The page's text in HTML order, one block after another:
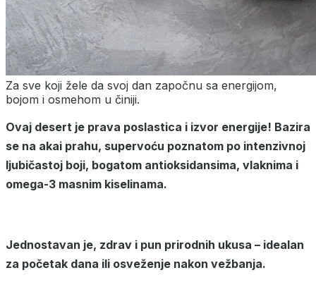
Za sve koji žele da svoj dan započnu sa energijom,
bojom i osmehom u činiji.
Ovaj desert je prava poslastica i izvor energije! Bazira
se na akai prahu, supervoću poznatom po intenzivnoj
ljubičastoj boji, bogatom antioksidansima, vlaknima i
omega-3 masnim kiselinama.
Jednostavan je, zdrav i pun prirodnih ukusa – idealan
za početak dana ili osveženje nakon vežbanja.